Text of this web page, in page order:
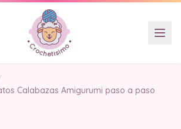
Calabazas Amigurumi paso a paso